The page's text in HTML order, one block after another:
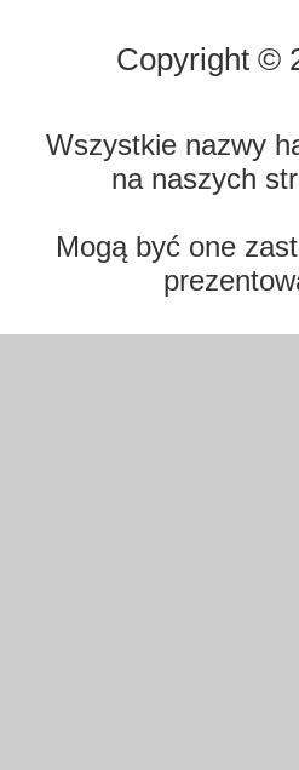
Copyright ©
Wszystkie nazwy
na naszych
Mogą być one